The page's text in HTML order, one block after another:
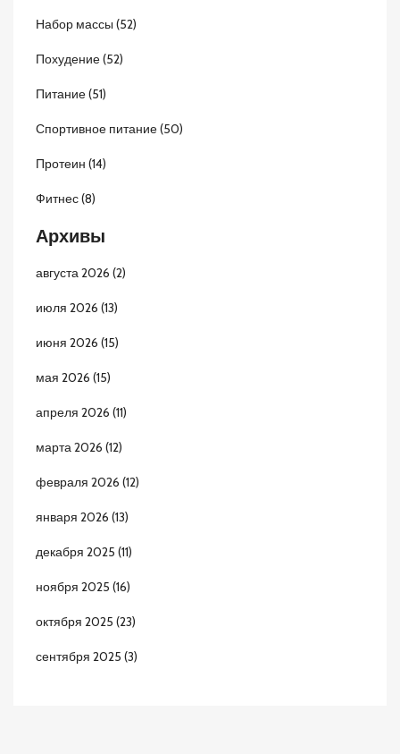
Набор массы (52)
Похудение(52)
Питание(51)
Спортивное питание(50)
Протеин (14)
Фитнес(8)
Архивы
августа 2026 (2)
июля 2026 (13)
июня 2026 (15)
мая 2026 (15)
апреля 2026 (11)
марта 2026 (12)
февраля 2026 (12)
января 2026 (13)
декабря 2025 (11)
ноября 2025 (16)
октября 2025 (23)
сентября 2025 (3)